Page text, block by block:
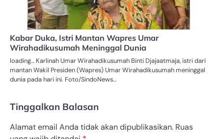
Kabar Duka, Istri Mantan Wapres Umar
Wirahadikusumah Meninggal Dunia
loading… Karlinah Umar Wirahadikusumah Binti Djajaatmaja, istri dari
mantan Wakil Presiden (Wapres) Umar Wirahadikusumah meninggal
dunia pada hari ini. Foto/SindoNews…
Tinggalkan Balasan
Alamat email Anda tidak akan dipublikasikan. Ruas